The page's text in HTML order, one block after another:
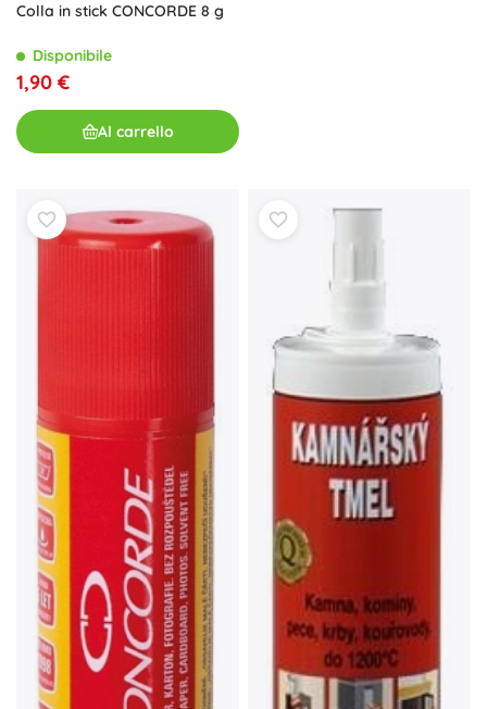
Colla in stick CONCORDE 8 g
Disponibile
1,90 €
Al carrello